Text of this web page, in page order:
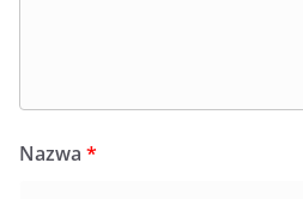
Nazwa *